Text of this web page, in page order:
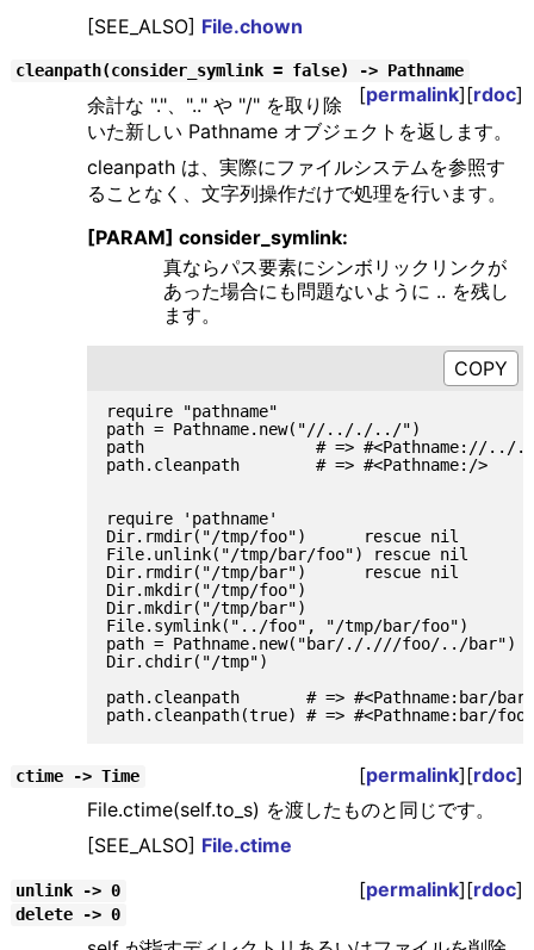
[SEE_ALSO] File.chown
cleanpath(consider_symlink = false) -> Pathname
[permalink][rdoc]
余計な "."、".." や "/" を取り除
いた新しい Pathname オブジェクトを返します。
cleanpath は、実際にファイルシステムを参照す
ることなく、文字列操作だけで処理を行います。
[PARAM] consider_symlink:
真ならパス要素にシンボリックリンクが
あった場合にも問題ないように .. を残し
ます。
require "pathname"
path = Pathname.new("//.././../")
path                  # => #<Pathname://../
path.cleanpath        # => #<Pathname:/>
require 'pathname'
Dir.rmdir("/tmp/foo")      rescue nil
File.unlink("/tmp/bar/foo") rescue nil
Dir.rmdir("/tmp/bar")      rescue nil
Dir.mkdir("/tmp/foo")
Dir.mkdir("/tmp/bar")
File.symlink("../foo", "/tmp/bar/foo")
path = Pathname.new("bar/././//foo/../bar")
Dir.chdir("/tmp")
path.cleanpath       # => #<Pathname:bar/bar>
ctime -> Time [permalink][rdoc]
File.ctime(self.to_s) を渡したものと同じです。
[SEE_ALSO] File.ctime
unlink -> 0 [permalink][rdoc]
delete -> 0